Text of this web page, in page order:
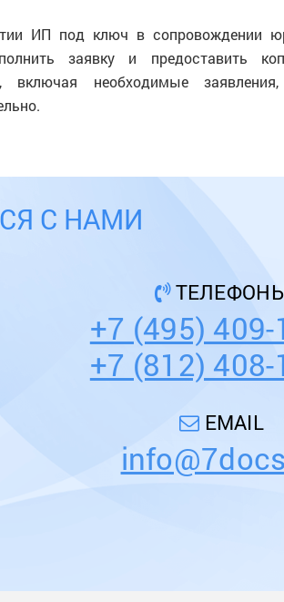
ИП под ключ в сопровождении
заявку и предоставить
включая необходимые
С НАМИ
+7 (495) 409-
+7 (812) 408-
EMAIL